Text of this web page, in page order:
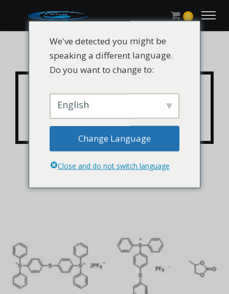
0
CHLUMINIT® 202 CAS
75482-18-7, 74227-35-3,
108-32-7
We've detected you might be
speaking a different language.
Do you want to change to:
English
Change Language
Close and do not switch language